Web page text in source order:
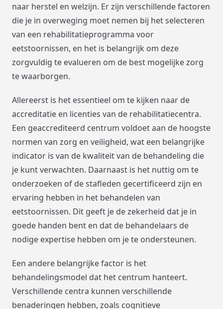
naar herstel en welzijn. Er zijn verschillende factoren
die je in overweging moet nemen bij het selecteren
van een rehabilitatieprogramma voor
eetstoornissen, en het is belangrijk om deze
zorgvuldig te evalueren om de best mogelijke zorg
te waarborgen.
Allereerst is het essentieel om te kijken naar de
accreditatie en licenties van de rehabilitatiecentra.
Een geaccrediteerd centrum voldoet aan de hoogste
normen van zorg en veiligheid, wat een belangrijke
indicator is van de kwaliteit van de behandeling die
je kunt verwachten. Daarnaast is het nuttig om te
onderzoeken of de stafleden gecertificeerd zijn en
ervaring hebben in het behandelen van
eetstoornissen. Dit geeft je de zekerheid dat je in
goede handen bent en dat de behandelaars de
nodige expertise hebben om je te ondersteunen.
Een andere belangrijke factor is het
behandelingsmodel dat het centrum hanteert.
Verschillende centra kunnen verschillende
benaderingen hebben, zoals cognitieve